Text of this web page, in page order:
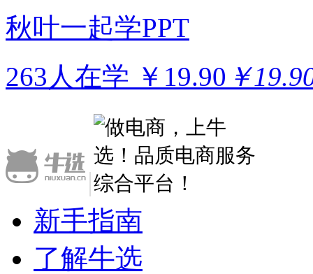
秋叶一起学PPT
263人在学 ￥19.90 ￥
|
新手指南
了解牛选